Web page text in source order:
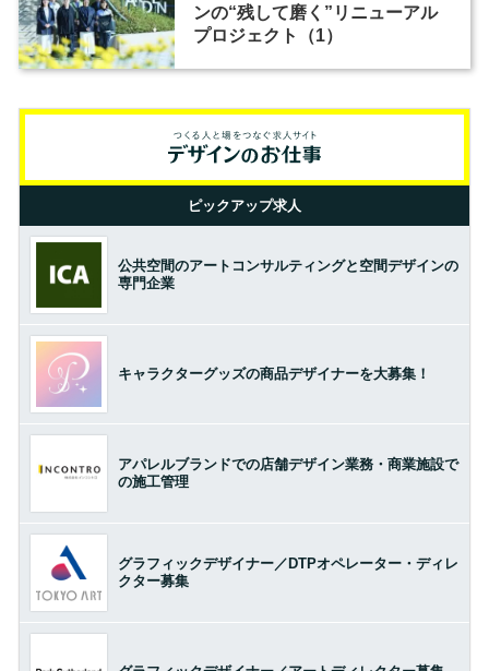
ンの“残して磨く”リニューアル
プロジェクト（1）
ピックアップ求人
公共空間のアートコンサルティングと空間デザインの
専門企業
キャラクターグッズの商品デザイナーを大募集！
アパレルブランドでの店舗デザイン業務・商業施設で
の施工管理
グラフィックデザイナー／DTPオペレーター・ディレ
クター募集